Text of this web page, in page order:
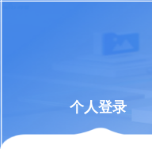
个人登录